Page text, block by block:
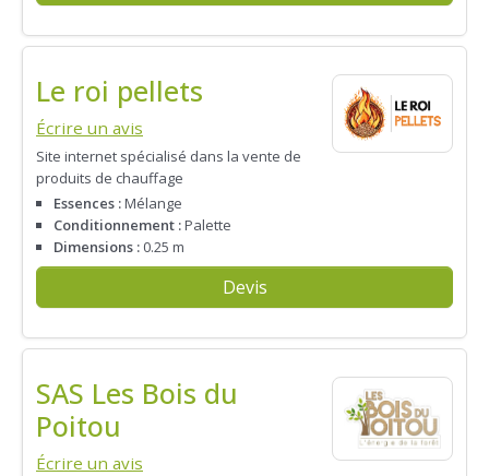
Le roi pellets
Écrire un avis
Site internet spécialisé dans la vente de
produits de chauffage
Essences :Mélange
Conditionnement :Palette
Dimensions : 0.25 m
Devis
SAS Les Bois du
Poitou
Écrire un avis